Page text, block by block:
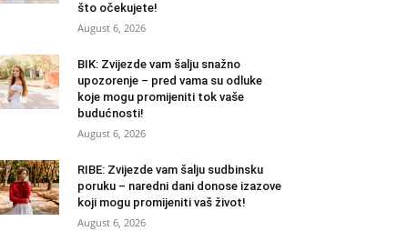
što očekujete!
August 6, 2026
BIK: Zvijezde vam šalju snažno
upozorenje – pred vama su odluke
koje mogu promijeniti tok vaše
budućnosti!
August 6, 2026
RIBE: Zvijezde vam šalju sudbinsku
poruku – naredni dani donose izazove
koji mogu promijeniti vaš život!
August 6, 2026